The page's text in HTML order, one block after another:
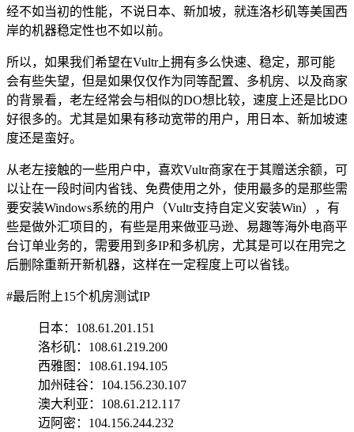
经不如当初的性能，不说日本、新加坡，就连洛杉矶等美国西
岸的机器稳定性也不如以前。
所以，如果我们希望在Vultr上拥有多么快速、稳定，那可能
会有些失望，但是如果仅仅作为同等配置、多机房、以及商家
的背景看，老左经常会与相似的DO想比较，速度上还是比DO
好很多的。尤其是如果有移动宽带的用户，用日本、新加坡速
度还是蛮好。
从老左接触的一些用户中，喜欢Vultr商家在于其赠送余额，可
以让在一段时间内省钱、免费使用之外，使用最多的是那些需
要安装Windows系统的用户（Vultr支持自定义安装Win），有
些是做外汇项目的，有些是用来做亚马逊、易趣等海外电商平
台订单业务的，需要用到多IP和多机房，尤其是可以在用完之
后删除重新开新机器，这样在一定程度上可以省钱。
#最后附上15个机房测试IP
日本：108.61.201.151
洛杉矶：108.61.219.200
西雅图：108.61.194.105
加州硅谷：104.156.230.107
澳大利亚：108.61.212.117
迈阿密：104.156.244.232